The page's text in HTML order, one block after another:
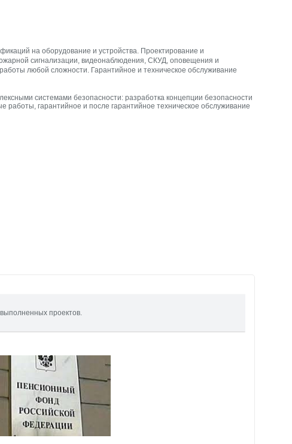
на оборудование и устройства. Проектирование и
сигнализации, видеонаблюдения, СКУД, оповещения и
любой сложности. Гарантийное и техническое обслуживание
системами безопасности: разработка концепции безопасности
работы, гарантийное и после гарантийное техническое обслуживание
проектов.